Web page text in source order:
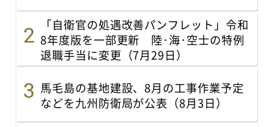
「自衛官の処遇改善パンフレット」令和
8年度版を一部更新 陸･海･空士の特例
退職手当に変更（7月29日）
馬毛島の基地建設、8月の工事作業予定
などを九州防衛局が公表（8月3日）